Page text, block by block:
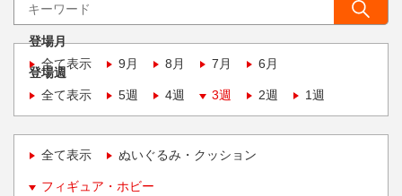
登場月
全て表示
9月 8月 7月 6月
登場週
全て表示
5週 4週 3週 2週 1週
全て表示 ぬいぐるみ・クッション
フィギュア・ホビー